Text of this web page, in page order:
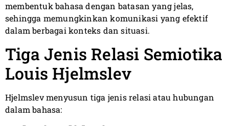
membentuk bahasa dengan batasan yang jelas,
sehingga memungkinkan komunikasi yang efektif
dalam berbagai konteks dan situasi.
Tiga Jenis Relasi Semiotika
Louis Hjelmslev
Hjelmslev menyusun tiga jenis relasi atau hubungan
dalam bahasa: